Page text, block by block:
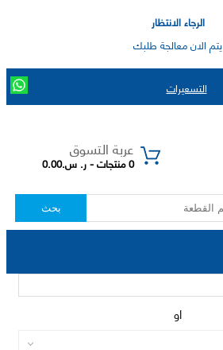
الرجاء الانتظار
يتم الان معالجة طلبك
التسعيرات
عربة التسوق
0 منتجات - ر. س.0.00
بحث
او